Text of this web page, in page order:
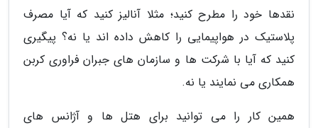
نقدها خود را مطرح کنید؛ مثلا آنالیز کنید که آیا مصرف
پلاستیک در هواپیمایی را کاهش داده اند یا نه؟ پیگیری
کنید که آیا با شرکت ها و سازمان های جبران فراوری کربن
همکاری می نمایند یا نه.
همین کار را می توانید برای هتل ها و آژانس های